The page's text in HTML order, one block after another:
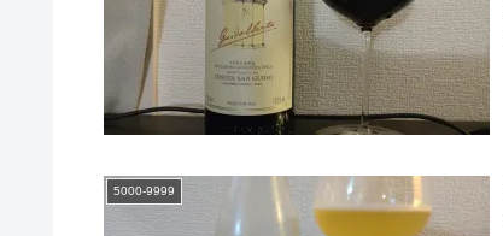
5000-9999